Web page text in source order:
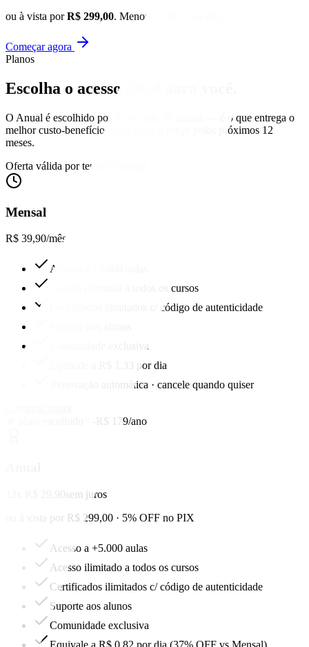
ou à vista porR$ 299,00. Menos de R$ 1 por dia.
Começar agora
Planos
Escolha o acesso
O Anual é escolhido por 9 em cada 10 alunos — é o que entrega o
melhor custo-benefício real e trava o preço pelos próximos 12
meses.
Oferta válida por tempo limitado
Mensal
R$ 39,90/mês
Acesso a +5.000 aulas
Acesso ilimitado a todos os cursos
Certificados ilimitados c/ código de autenticidade
Comunidade exclusiva
Equivale a R$ 1,33 por dia
Renovação automática · cancele quando quiser
★ Mais escolhido · -R$ 179/ano
12x R$ 29,90sem juros
ou à vista por R$ 299,00 · 5% OFF no PIX
Acesso a +5.000 aulas
Acesso ilimitado a todos os cursos
Certificados ilimitados c/ código de autenticidade
Suporte aos alunos
Comunidade exclusiva
Equivale a R$ 0,82 por dia (37% OFF vs Mensal)